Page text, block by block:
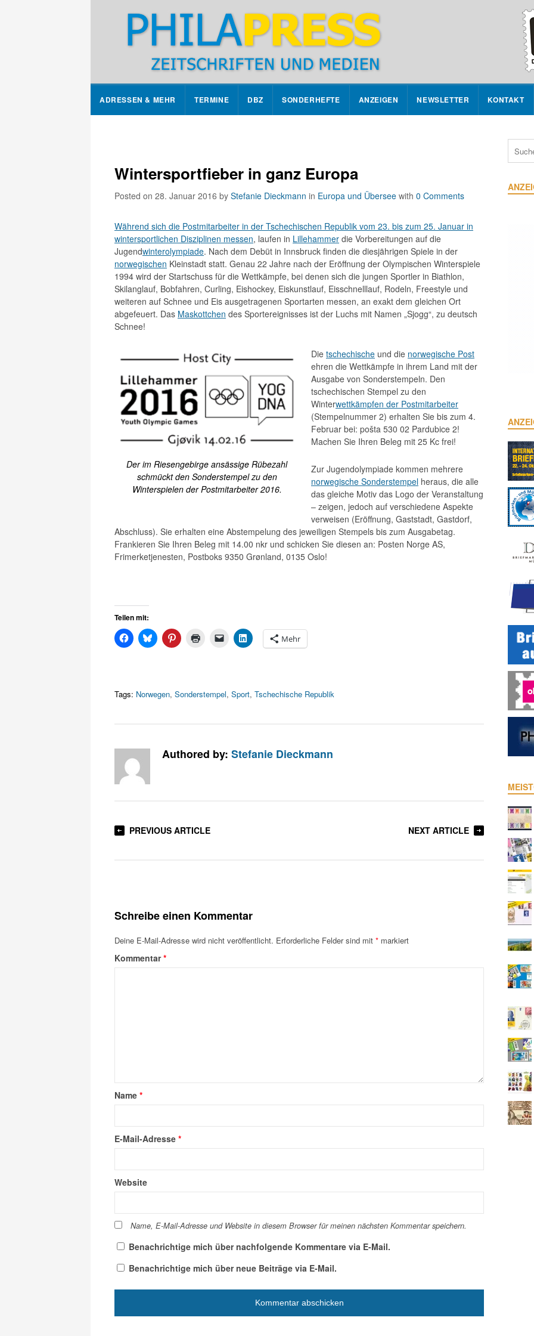
ADRESSEN & MEHR TERMINE DBZ SONDERHEFTE ANZEIGEN NEWSLETTER KONTAKT
Wintersportfieber in ganz Europa
Posted on 28. Januar 2016 by Stefanie Dieckmann in Europa und Übersee with 0 Comments
Während sich die Postmitarbeiter in der Tschechischen Republik vom 23. bis zum 25. Januar in
wintersportlichen Disziplinen messen, laufen in Lillehammer die Vorbereitungen auf die
Jugendwinterolympiade. Nach dem Debüt in Innsbruck finden die diesjährigen Spiele in der
norwegischen Kleinstadt statt. Genau 22 Jahre nach der Eröffnung der Olympischen Winterspiele
1994 wird der Startschuss für die Wettkämpfe, bei denen sich die jungen Sportler in Biathlon,
Skilanglauf, Bobfahren, Curling, Eishockey, Eiskunstlauf, Eisschnelllauf, Rodeln, Freestyle und
weiteren auf Schnee und Eis ausgetragenen Sportarten messen, an exakt dem gleichen Ort
abgefeuert. Das Maskottchen des Sportereignisses ist der Luchs mit Namen „Sjogg“, zu deutsch
Schnee!
Der im Riesengebirge ansässige Rübezahl
schmückt den Sonderstempel zu den
Winterspielen der Postmitarbeiter 2016.
Die tschechische und die norwegische Post
ehren die Wettkämpfe in ihrem Land mit der
Ausgabe von Sonderstempeln. Den
tschechischen Stempel zu den
Winterwettkämpfen der Postmitarbeiter
(Stempelnummer 2) erhalten Sie bis zum 4.
Februar bei: pošta 530 02 Pardubice 2!
Machen Sie Ihren Beleg mit 25 Kc frei!
Zur Jugendolympiade kommen mehrere
norwegische Sonderstempel heraus, die alle
das gleiche Motiv das Logo der Veranstaltung
– zeigen, jedoch auf verschiedene Aspekte
verweisen (Eröffnung, Gaststadt, Gastdorf,
Abschluss). Sie erhalten eine Abstempelung des jeweiligen Stempels bis zum Ausgabetag.
Frankieren Sie Ihren Beleg mit 14.00 nkr und schicken Sie diesen an: Posten Norge AS,
Frimerketjenesten, Postboks 9350 Grønland, 0135 Oslo!
Teilen mit:
Mehr
Tags: Norwegen, Sonderstempel, Sport, Tschechische Republik
Authored by: Stefanie Dieckmann
PREVIOUS ARTICLE NEXT ARTICLE
Schreibe einen Kommentar
Deine E-Mail-Adresse wird nicht veröffentlicht. Erforderliche Felder sind mit * markiert
Kommentar*
Name *
E-Mail-Adresse *
Website
Name, E-Mail-Adresse und Website in diesem Browser für meinen nächsten Kommentar speichern.
Benachrichtige mich über nachfolgende Kommentare via E-Mail.
Benachrichtige mich über neue Beiträge via E-Mail.